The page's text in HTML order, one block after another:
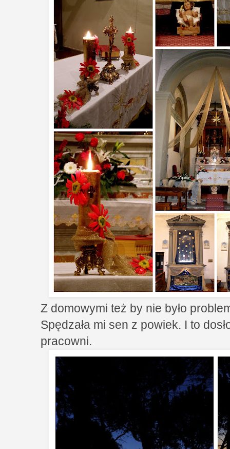
Z domowymi też by nie było
Spędzała mi sen z powiek. I to
pracowni.